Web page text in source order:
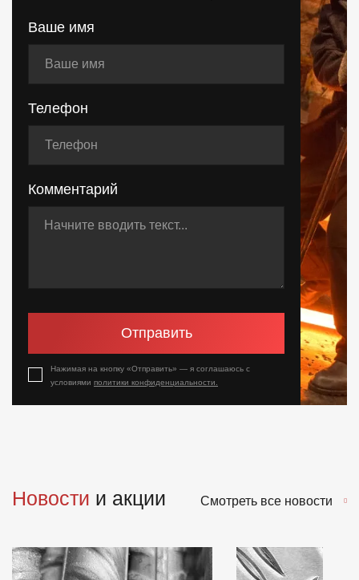
Ваше имя
Телефон
Комментарий
Отправить
Нажимая на кнопку «Отправить» — я соглашаюсь с
условиями политики конфиденциальности.
Новости и акции Смотреть все новости